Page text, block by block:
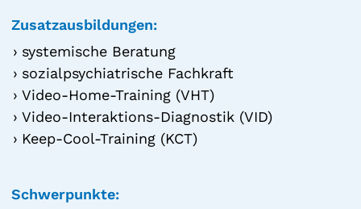
Zusatzausbildungen:
systemische Beratung
sozialpsychiatrische Fachkraft
Video-Home-Training (VHT)
Video-Interaktions-Diagnostik (VID)
Keep-Cool-Training (KCT)
Schwerpunkte: